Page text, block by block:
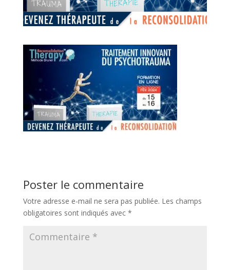
Poster le commentaire
Votre adresse e-mail ne sera pas publiée. Les champs
obligatoires sont indiqués avec *